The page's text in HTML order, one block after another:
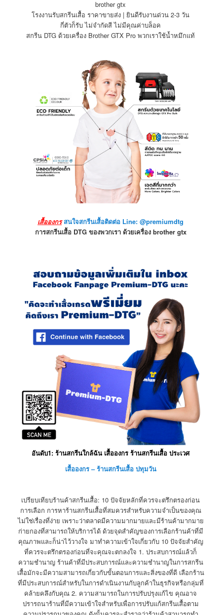
brother gtx
โรงงานรับสกรีนเสื้อ ราคาขายส่ง | ยินดีรับงานด่วน 2-3 วัน
กี่ตัวก็รับ ไม่จำกัดสี ไม่มีคุณค่าบล็อค
สกรีน DTG ด้วยเครื่อง Brother GTX Pro พวกเราใช้น้ำหมึกแท้
เสื้อองกร สนใจสกรีนเสื้อติดต่อ Line: @premiumdtg
การสกรีนเสื้อ DTG ของพวกเรา ด้วยเครื่อง brother gtx
อันดับ1: ร้านสกรีนใกล้ฉัน เสื้อองกร ร้านสกรีนเสื้อ ประเวศ
เสื้อองกร – ร้านสกรีนเสื้อ ปทุมวัน
เปรียบเทียบร้านค้าสกรีนเสื้อ: 10 ปัจจัยหลักที่ควรจะตรึกตรองก่อน
การเลือก การหาร้านสกรีนเสื้อที่สมควรสำหรับความจำเป็นของคุณ
ไม่ใช่เรื่องที่ง่าย เพราะว่าตลาดมีความมากมายและมีร้านค้ามากมาย
ก่ายกองที่สามารถให้บริการได้ ด้วยจุดสำคัญของการเลือกร้านค้าที่มี
คุณภาพและก็น่าไว้วางใจ มาทำความเข้าใจเกี่ยวกับ 10 ปัจจัยสำคัญ
ที่ควรจะตรึกตรองก่อนที่จะคุณจะตกลงใจ 1. ประสบการณ์แล้วก็
ความชำนาญ ร้านค้าที่มีประสบการณ์และความชำนาญในการสกรีน
เสื้อมักจะมีความสามารถเกี่ยวกับขั้นตอนการและสิ่งของที่ดี เลือกร้าน
ที่มีประสบการณ์สำหรับในการดำเนินงานกับลูกค้าในธุรกิจหรือกลุ่มที่
คล้ายคลึงกับคุณ 2. ความสามารถในการปรับปรุงแก้ไข คุณอาจ
ปรารถนาร้านที่มีความเข้าใจสำหรับเพื่อการปรับแก้สกรีนเสื้อตาม